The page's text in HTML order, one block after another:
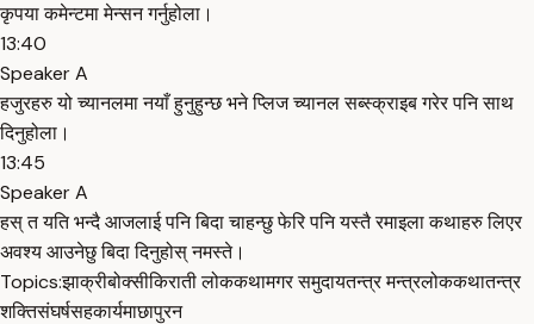
कृपया कमेन्टमा मेन्सन गर्नुहोला।
13:40
Speaker A
हजुरहरु यो च्यानलमा नयाँ हुनुहुन्छ भने प्लिज च्यानल सब्स्क्राइब गरेर पनि साथ
दिनुहोला।
13:45
Speaker A
हस् त यति भन्दै आजलाई पनि बिदा चाहन्छु फेरि पनि यस्तै रमाइला कथाहरु लिएर
अवश्य आउनेछु बिदा दिनुहोस् नमस्ते।
Topics:झाक्रीबोक्सीकिराती लोककथामगर समुदायतन्त्र मन्त्रलोककथातन्त्र
शक्तिसंघर्षसहकार्यमाछापुरन